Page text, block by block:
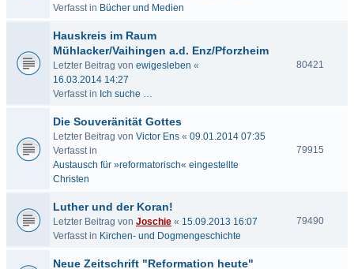
Verfasst in Bücher und Medien
Hauskreis im Raum
Mühlacker/Vaihingen a.d. Enz/Pforzheim
Letzter Beitrag von ewigesleben «
16.03.2014 14:27
Verfasst in Ich suche …
80421
Die Souveränität Gottes
Letzter Beitrag von Victor Ens « 09.01.2014 07:35
Verfasst in
Austausch für »reformatorisch« eingestellte
Christen
79915
Luther und der Koran!
Letzter Beitrag von Joschie « 15.09.2013 16:07
Verfasst in Kirchen- und Dogmengeschichte
79490
Neue Zeitschrift "Reformation heute"